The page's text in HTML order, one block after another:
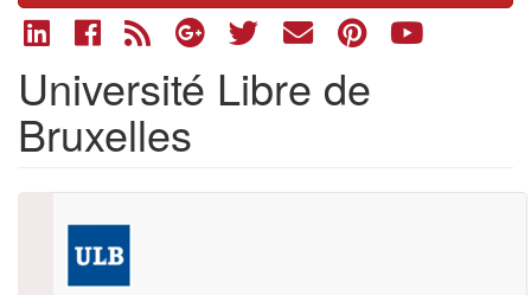
Université Libre de
Bruxelles
Logo